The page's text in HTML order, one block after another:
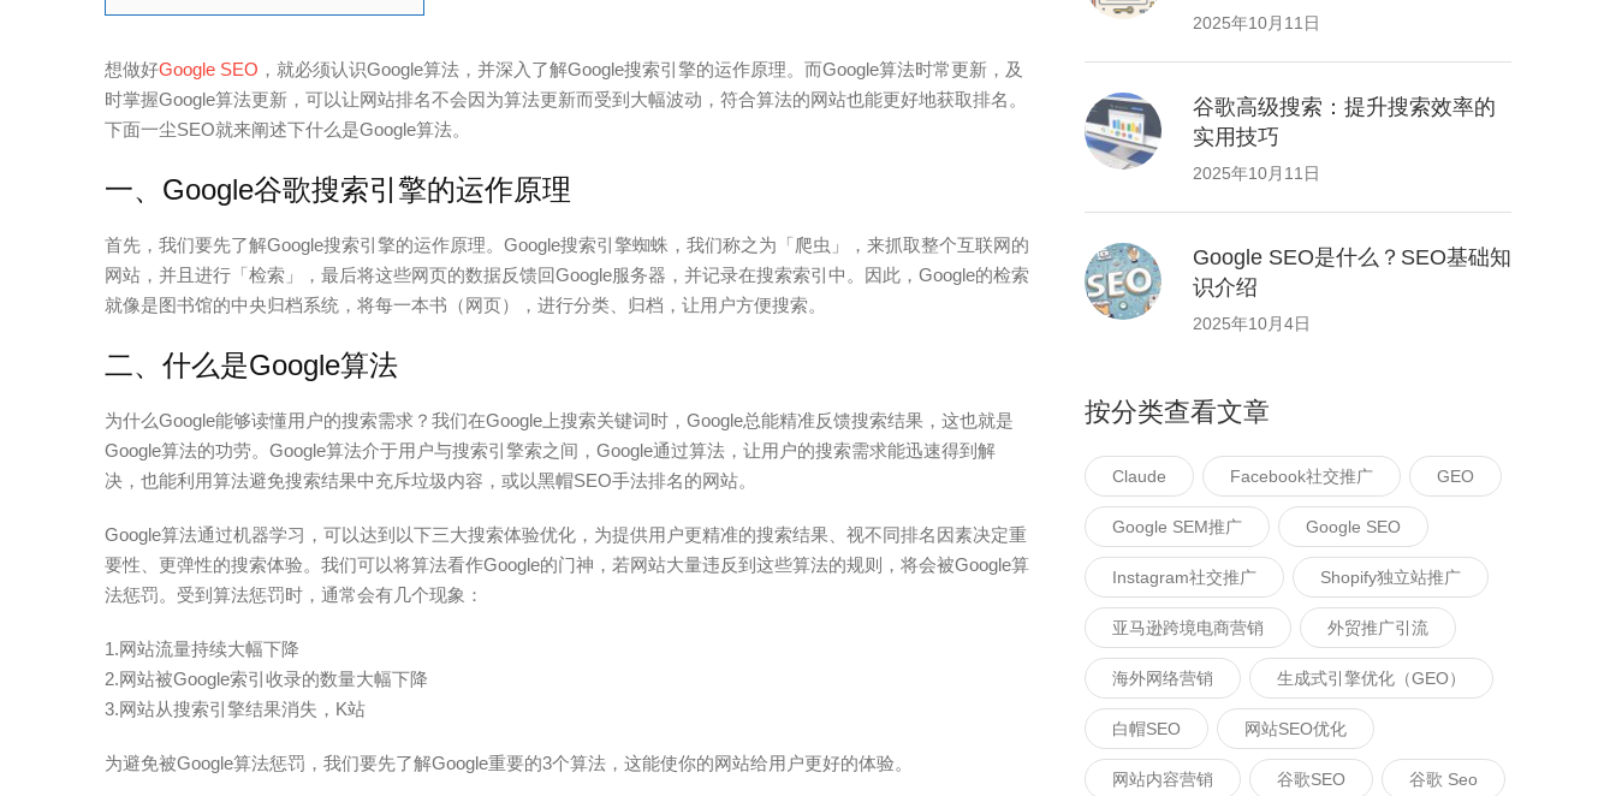
想做好Google SEO ，就必须认识Google算法，并深入了解Google搜索引擎的运作原理。而Google算法时常更新，及
时掌握Google算法更新，可以让网站排名不会因为算法更新而受到大幅波动，符合算法的网站也能更好地获取排名。
下面一尘SEO就来阐述下什么是Google算法。
一、Google谷歌搜索引擎的运作原理
首先，我们要先了解Google搜索引擎的运作原理。Google搜索引擎蜘蛛，我们称之为「爬虫」，来抓取整个互联网的
网站，并且进行「检索」，最后将这些网页的数据反馈回Google服务器，并记录在搜索索引中。因此，Google的检索
就像是图书馆的中央归档系统，将每一本书（网页），进行分类、归档，让用户方便搜索。
二、什么是Google算法
为什么Google能够读懂用户的搜索需求？我们在Google上搜索关键词时，Google总能精准反馈搜索结果，这也就是
Google算法的功劳。Google算法介于用户与搜索引擎索之间，Google通过算法，让用户的搜索需求能迅速得到解
决，也能利用算法避免搜索结果中充斥垃圾内容，或以黑帽SEO手法排名的网站。
Google算法通过机器学习，可以达到以下三大搜索体验优化，为提供用户更精准的搜索结果、视不同排名因素决定重
要性、更弹性的搜索体验。我们可以将算法看作Google的门神，若网站大量违反到这些算法的规则，将会被Google算
法惩罚。受到算法惩罚时，通常会有几个现象：
1.网站流量持续大幅下降
2.网站被Google索引收录的数量大幅下降
3.网站从搜索引擎结果消失，K站
为避免被Google算法惩罚，我们要先了解Google重要的3个算法，这能使你的网站给用户更好的体验。
2025年10月11日
谷歌高级搜索：提升搜索效率的
实用技巧
2025年10月11日
Google SEO是什么？SEO基础知
识介绍
2025年10月4日
按分类查看文章
Claude Facebook社交推广 GEO
Google SEM推广 Google SEO
Instagram社交推广 Shopify独立站推广
亚马逊跨境电商营销 外贸推广引流
海外网络营销 生成式引擎优化（GEO）
白帽SEO 网站SEO优化
网站内容营销 谷歌SEO 谷歌 Seo